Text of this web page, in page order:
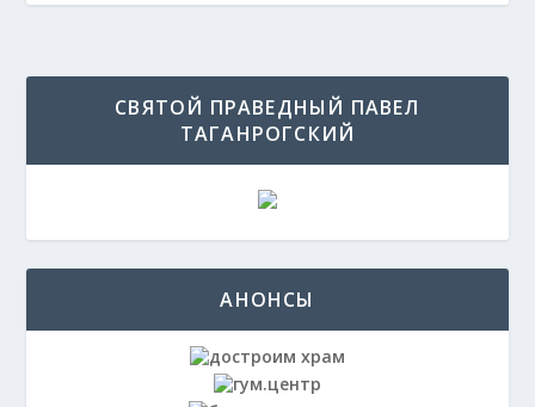
СВЯТОЙ ПРАВЕДНЫЙ ПАВЕЛ
ТАГАНРОГСКИЙ
АНОНСЫ